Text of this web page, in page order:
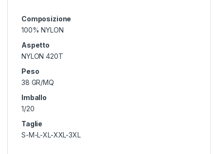
Composizione
100% NYLON
Aspetto
NYLON 420T
Peso
38 GR/MQ
Imballo
1/20
Taglie
S-M-L-XL-XXL-3XL